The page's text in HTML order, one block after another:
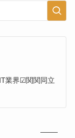
業界☑関関同立